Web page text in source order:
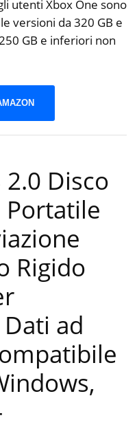
utenti Xbox One sono
versioni da 320 GB e
GB e inferiori non
2.0 Disco
Portatile
Rigido
ad